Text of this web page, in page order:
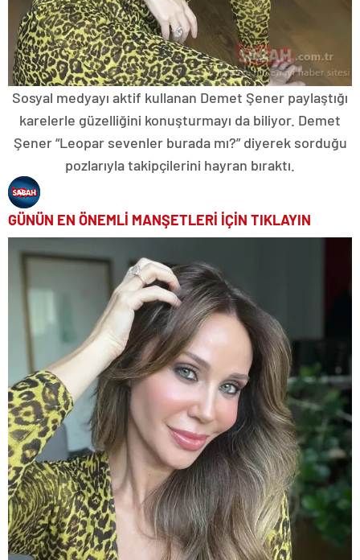
Sosyal medyayı aktif kullanan Demet Şener paylaştığı
karelerle güzelliğini konuşturmayı da biliyor. Demet
Şener “Leopar sevenler burada mı?” diyerek sorduğu
pozlarıyla takipçilerini hayran bıraktı.
GÜNÜN EN ÖNEMLİ MANŞETLERİ İÇİN TIKLAYIN